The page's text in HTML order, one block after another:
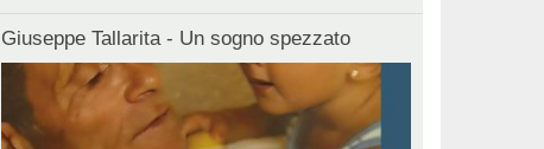
Giuseppe Tallarita - Un sogno spezzato